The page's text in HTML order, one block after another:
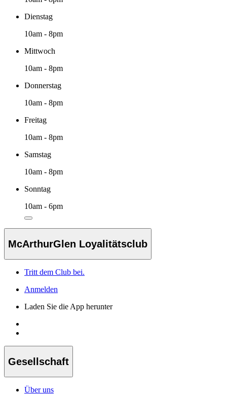
Dienstag
10am - 8pm
Mittwoch
10am - 8pm
Donnerstag
10am - 8pm
Freitag
10am - 8pm
Samstag
10am - 8pm
Sonntag
10am - 6pm
McArthurGlen Loyalitätsclub
Tritt dem Club bei.
Anmelden
Laden Sie die App herunter
Gesellschaft
Über uns